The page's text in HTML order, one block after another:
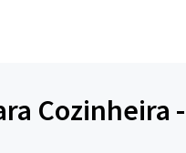
Cozinheira